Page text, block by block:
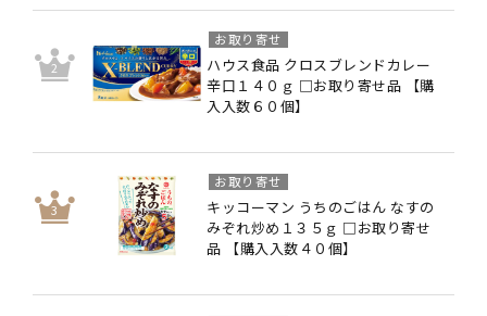
ハウス食品 クロスブレンドカレー
辛口１４０ｇ □お取り寄せ品 【購
入入数６０個】
お取り寄せ
キッコーマン うちのごはん なすの
みぞれ炒め１３５ｇ □お取り寄せ
品 【購入入数４０個】
お取り寄せ